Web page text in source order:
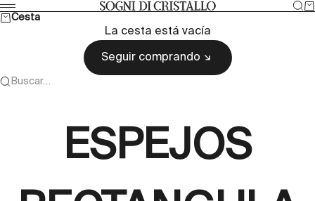
Ir al contenido Sogni di cristallo
Menú
Cesta
La cesta está vacía
Seguir comprando
Buscar…
ESPEJOS